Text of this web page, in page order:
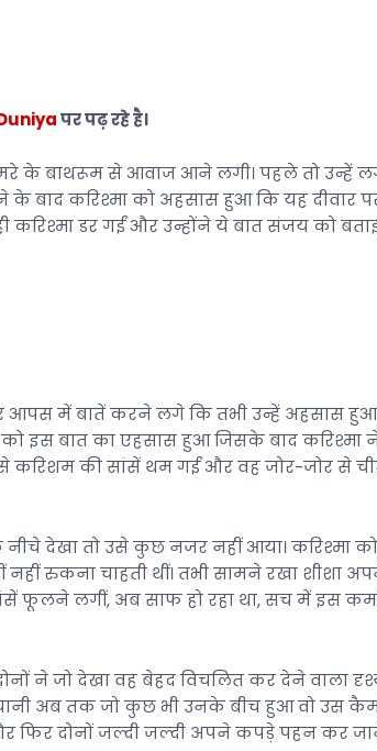
पर पढ़ रहे है।
के बाथरूम से आवाज आने लगी। पहले तो उन्हें
बाद करिश्मा को अहसास हुआ कि यह दीवार
डर गईं और उन्होंने ये बात संजय को
आपस में बातें करने लगे कि तभी उन्हें अहसास
इस बात का एहसास हुआ जिसके बाद करिश्मा
करिशम की सांसें थम गईं और वह जोर-जोर से
देखा तो उसे कुछ नजर नहीं आया। करिश्मा
रुकना चाहती थीं। तभी सामने रखा शीशा
फूलने लगीं, अब साफ हो रहा था, सच में इस
ने जो देखा वह बेहद विचलित कर देने वाला
अब तक जो कुछ भी उनके बीच हुआ वो उस
और फिर दोनों जल्दी जल्दी अपने कपड़े पहन कर